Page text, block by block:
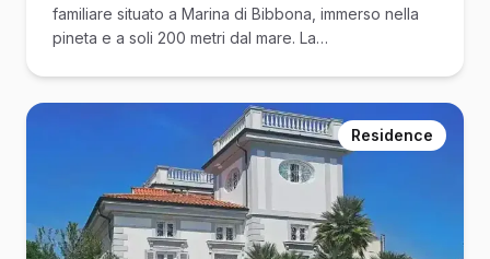
familiare situato a Marina di Bibbona, immerso nella
pineta e a soli 200 metri dal mare. La…
Residence